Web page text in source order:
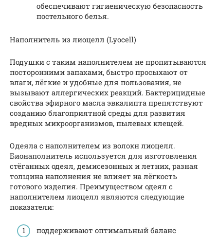
обеспечивают гигиеническую безопасность
постельного белья.
Наполнитель из лиоцелл (Lyocell)
Подушки с таким наполнителем не пропитываются
посторонними запахами, быстро просыхают от
влаги, лёгкие и удобные для пользования, не
вызывают аллергических реакций. Бактерицидные
свойства эфирного масла эвкалипта препятствуют
созданию благоприятной среды для развития
вредных микроорганизмов, пылевых клещей.
Одеяла с наполнителем из волокн лиоцелл.
Бионаполнитель используется для изготовления
стёганных одеял, демисезонных и летних, разная
толщина наполнения не влияет на лёгкость
готового изделия. Преимуществом одеял с
наполнителем лиоцелл являются следующие
показатели:
поддерживают оптимальный баланс